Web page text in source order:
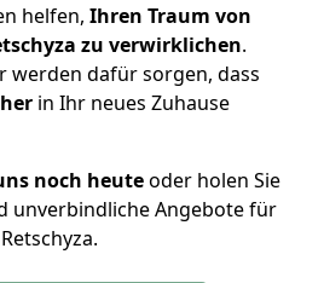
helfen, Ihren Traum von
zu verwirklichen.
werden dafür sorgen, dass
in Ihr neues Zuhause
noch heuteoder holen Sie
unverbindliche Angebote für